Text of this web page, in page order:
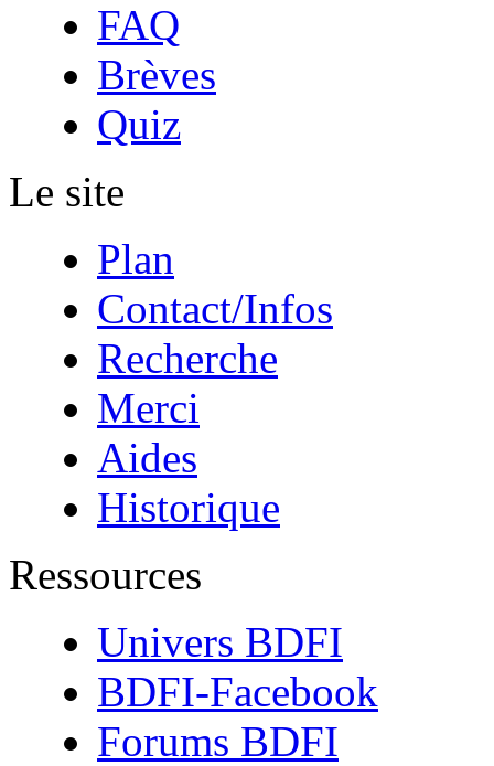
FAQ
Brèves
Quiz
Le site
Plan
Contact/Infos
Recherche
Merci
Aides
Historique
Ressources
Univers BDFI
BDFI-Facebook
Forums BDFI